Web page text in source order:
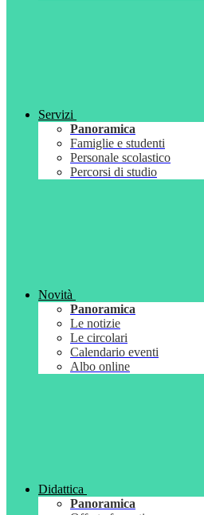
Servizi
Panoramica
Famiglie e studenti
Personale scolastico
Percorsi di studio
Novità
Panoramica
Le notizie
Le circolari
Calendario eventi
Albo online
Didattica
Panoramica